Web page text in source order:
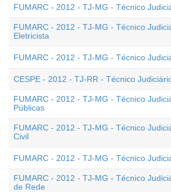
FUMARC - 2012 - TJ-MG - Técnico
FUMARC - 2012 - TJ-MG - Técnico
Eletricista
FUMARC - 2012 - TJ-MG - Técnico
CESPE - 2012 - TJ-RR - Técnico
FUMARC - 2012 - TJ-MG - Técnico
Públicas
FUMARC - 2012 - TJ-MG - Técnico
Civil
FUMARC - 2012 - TJ-MG - Técnico
FUMARC - 2012 - TJ-MG - Técnico
de Rede